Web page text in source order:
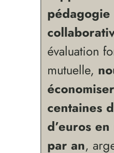
pédagogie
évaluation
mutuelle,
centaines
d’euros en
par an,